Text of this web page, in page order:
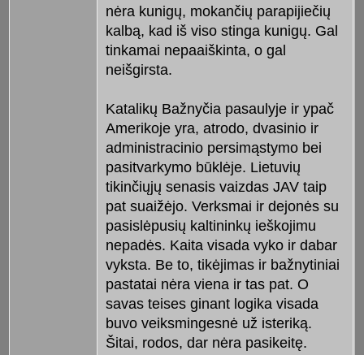
nėra kunigų, mokančių parapijiečių
kalbą, kad iš viso stinga kunigų. Gal
tinkamai nepaaiškinta, o gal
neišgirsta.
Katalikų Bažnyčia pasaulyje ir ypač
Amerikoje yra, atrodo, dvasinio ir
administracinio persimąstymo bei
pasitvarkymo būklėje. Lietuvių
tikinčiųjų senasis vaizdas JAV taip
pat suaižėjo. Verksmai ir dejonės su
pasislėpusių kaltininkų ieškojimu
nepadės. Kaita visada vyko ir dabar
vyksta. Be to, tikėjimas ir bažnytiniai
pastatai nėra viena ir tas pat. O
savas teises ginant logika visada
buvo veiksmingesnė už isteriką.
Šitai, rodos, dar nėra pasikeitę.